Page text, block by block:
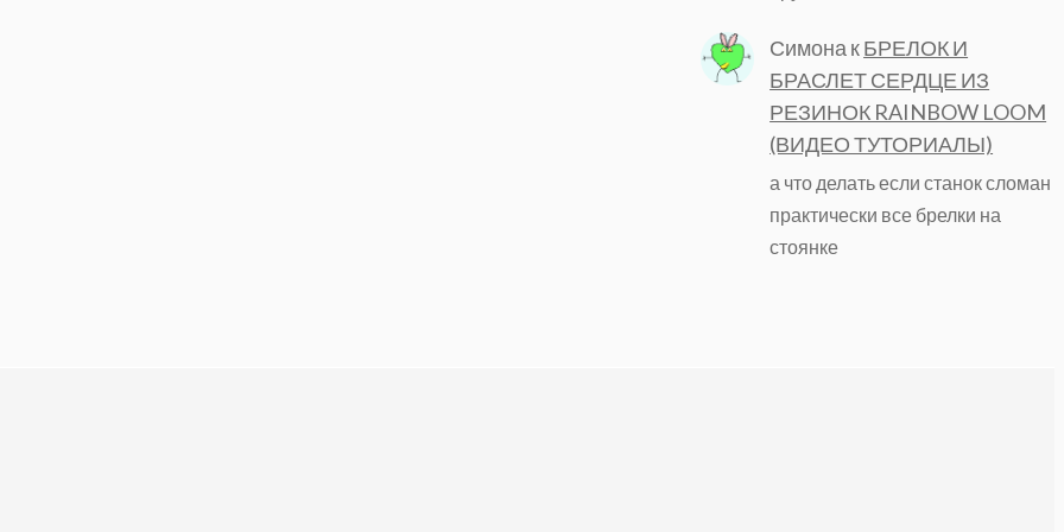
Симона кБРЕЛОК И
БРАСЛЕТ СЕРДЦЕ ИЗ
РЕЗИНОК RAINBOW LOOM
(ВИДЕО ТУТОРИАЛЫ)
а что делать если станок сломан
практически все брелки на
стоянке